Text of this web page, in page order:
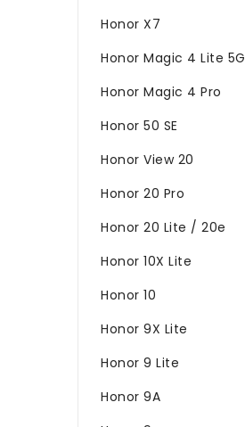
Honor X7
Honor Magic 4 Lite 5G
Honor Magic 4 Pro
Honor 50 SE
Honor View 20
Honor 20 Pro
Honor 20 Lite / 20e
Honor 10X Lite
Honor 10
Honor 9X Lite
Honor 9 Lite
Honor 9A